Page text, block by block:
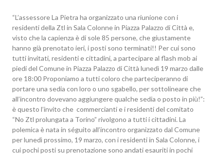
“L’assessore La Pietra ha organizzato una riunione con i
residenti della Ztl in Sala Colonne in Piazza Palazzo di Città e,
visto che la capienza è di sole 85 persone, che giustamente
hanno già prenotato ieri, i posti sono terminati!! Per cui sono
tutti invitati, residenti e cittadini, a partecipare al flash mob ai
piedi del Comune in Piazza Palazzo di Città lunedì 19 marzo dalle
ore 18:00 Proponiamo a tutti coloro che parteciperanno di
portare una sedia con loro o uno sgabello, per sottolineare che
all’incontro dovevano aggiungere qualche sedia o posto in più!”:
è questo l’invito che commercianti e i residenti del comitato
“No Ztl prolungata a Torino” rivolgono a tutti i cittadini. La
polemica è nata in séguito all’incontro organizzato dal Comune
per lunedì prossimo, 19 marzo, con i residenti in Sala Colonne, i
cui pochi posti su prenotazione sono andati esauriti in pochi